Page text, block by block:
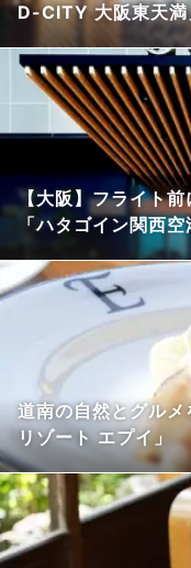
D-CITY 大阪東天満
【大阪】フライト
「ハタゴイン関西空
道南の自然とグル
リゾート エプイ」